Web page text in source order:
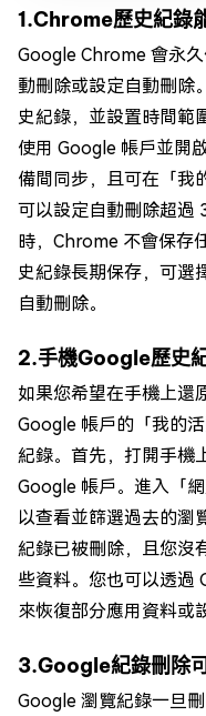
1.Chrome歷史紀錄
Google Chrome 會永
動刪除或設定自動刪除
史紀錄，並設置時間範
使用 Google 帳戶並開
備間同步，且可在「我
可以設定自動刪除超過
時，Chrome 不會保存
史紀錄長期保存，可選
自動刪除。
2.手機Google歷史
如果您希望在手機上還
Google 帳戶的「我的
紀錄。首先，打開手機
Google 帳戶。進入「
以查看並篩選過去的瀏
紀錄已被刪除，且您沒
些資料。您也可以透過
來恢復部分應用資料或
3.Google紀錄刪除
Google 瀏覽紀錄一旦